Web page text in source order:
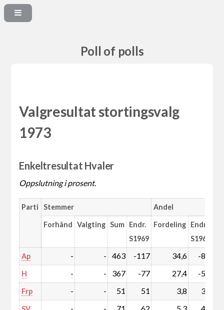
Poll of polls
Valgresultat stortingsvalg
1973
Enkeltresultat Hvaler
Oppslutning i prosent.
Parti Stemmer Andel
Forhånd Valgting Sum Endr.
S1969
Fordeling Endr.
S1969
Ap - - 463 -117 34,6 -8,2
H - - 367 -77 27,4 -5,3
Frp - - 51 51 3,8 3,8